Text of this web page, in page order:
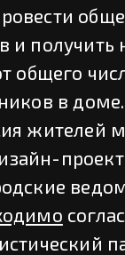
и получить
общего
в
жителей
проект